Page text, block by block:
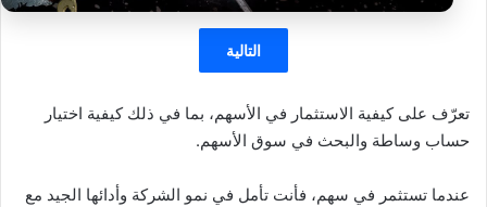
التالية
تعرّف على كيفية الاستثمار في الأسهم، بما في ذلك كيفية اختيار
حساب وساطة والبحث في سوق الأسهم.
عندما تستثمر في سهم، فأنت تأمل في نمو الشركة وأدائها الجيد مع